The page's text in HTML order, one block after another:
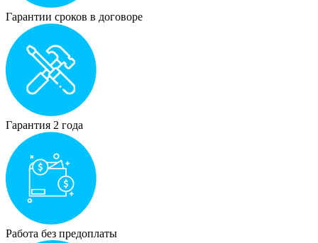
Гарантии сроков в договоре
Гарантия 2 года
Работа без предоплаты